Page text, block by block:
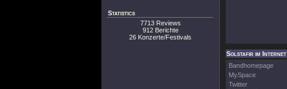
Statistics
7713 Reviews
912 Berichte
26 Konzerte/Festivals
Solstafir im Internet
Bandhomepage
MySpace
Twitter